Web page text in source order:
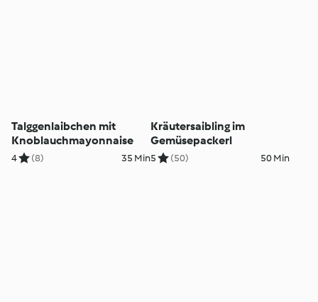
Talggenlaibchen mit
Knoblauchmayonnaise
4 (8) 35 Min
Kräutersaibling im
Gemüsepackerl
5 (50) 50 Min